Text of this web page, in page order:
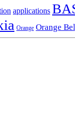
applications
Orange Orange